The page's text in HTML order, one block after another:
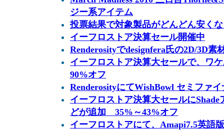
ジー系アイテム
投票結果で対象製品がどんどん安く
イーフロストア決算セール開催中
Renderosityでdesignfera氏の2D/3D
イーフロストア決算大セールで、ワ
90%オフ
RenderosityにてWishBowl セミファ
イーフロストア決算大セールに
どが追加 35%～43%オフ
イーフロストアにて、Amapi7.5英語